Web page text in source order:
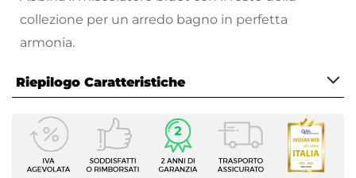
collezione per un arredo bagno in perfetta
armonia.
Riepilogo Caratteristiche
Caratteristiche
Tipologia
Miscelatore Bidet